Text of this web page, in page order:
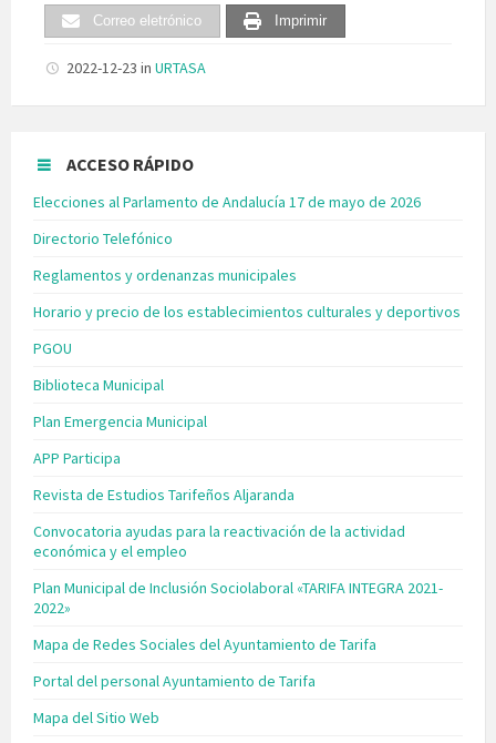
Correo eletrónico Imprimir
2022-12-23 in URTASA
ACCESO RÁPIDO
Elecciones al Parlamento de Andalucía 17 de mayo de 2026
Directorio Telefónico
Reglamentos y ordenanzas municipales
Horario y precio de los establecimientos culturales y deportivos
PGOU
Biblioteca Municipal
Plan Emergencia Municipal
APP Participa
Revista de Estudios Tarifeños Aljaranda
Convocatoria ayudas para la reactivación de la actividad
económica y el empleo
Plan Municipal de Inclusión Sociolaboral «TARIFA INTEGRA 2021-
2022»
Mapa de Redes Sociales del Ayuntamiento de Tarifa
Portal del personal Ayuntamiento de Tarifa
Mapa del Sitio Web